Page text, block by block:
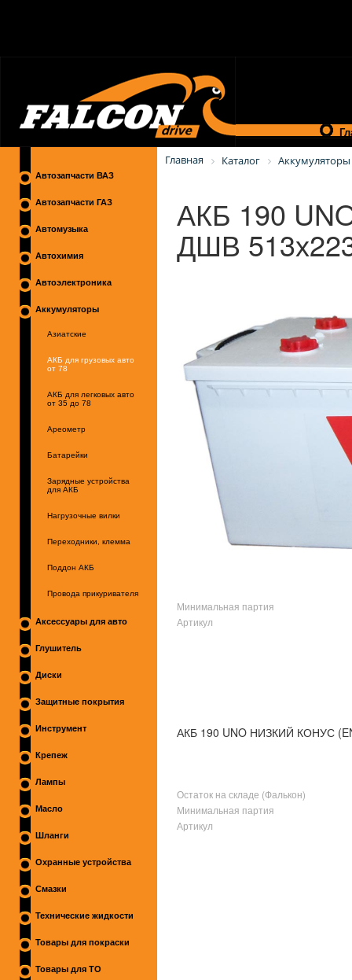
Автозапчасти ВАЗ
Автозапчасти ГАЗ
Автомузыка
Автохимия
Автоэлектроника
Аккумуляторы
Азиатские
АКБ для грузовых авто
от 78
АКБ для легковых авто
от 35 до 78
Ареометр
Батарейки
Зарядные устройства
для АКБ
Нагрузочные вилки
Переходники, клемма
Поддон АКБ
Провода прикуривателя
Аксессуары для авто
Глушитель
Диски
Защитные покрытия
Инструмент
Крепеж
Лампы
Масло
Шланги
Охранные устройства
Смазки
Технические жидкости
Товары для покраски
Товары для ТО
Главная Каталог Аккумуляторы
АКБ 190
ДШВ
Минимальная партия
Артикул
АКБ 190 UNO НИЗКИЙ КОНУС
Остаток на складе (Фалькон)
Минимальная партия
Артикул